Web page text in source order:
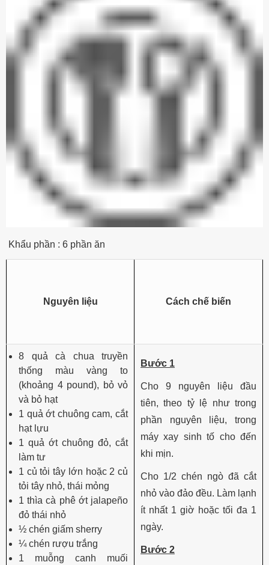
Khẩu phần : 6 phần ăn
Nguyên liệu Cách chế biến
8 quả cà chua truyền
thống màu vàng to
(khoảng 4 pound), bỏ vỏ
và bỏ hạt
1 quả ớt chuông cam, cắt
hạt lựu
1 quả ớt chuông đỏ, cắt
làm tư
1 củ tỏi tây lớn hoặc 2 củ
tỏi tây nhỏ, thái mỏng
1 thìa cà phê ớt jalapeño
đỏ thái nhỏ
½ chén giấm sherry
¼ chén rượu trắng
1 muỗng canh muối
Bước 1
Cho 9 nguyên liệu đầu
tiên, theo tỷ lệ như trong
phần nguyên liệu, trong
máy xay sinh tố cho đến
khi mịn.
Cho 1/2 chén ngò đã cắt
nhỏ vào đảo đều. Làm lạnh
ít nhất 1 giờ hoặc tối đa 1
ngày.
Bước 2